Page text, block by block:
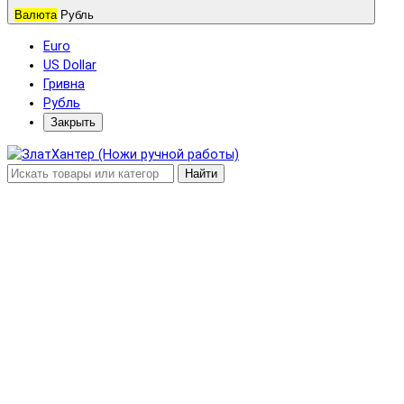
Валюта Рубль
Euro
US Dollar
Гривна
Рубль
Закрыть
Найти